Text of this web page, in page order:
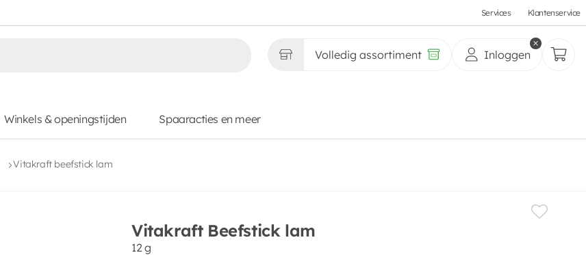
Services Klantenservice
Volledig assortiment Inloggen
Winkels & openingstijden Spaaracties en meer
Vitakraft beefstick lam
Vitakraft Beefstick lam
12 g